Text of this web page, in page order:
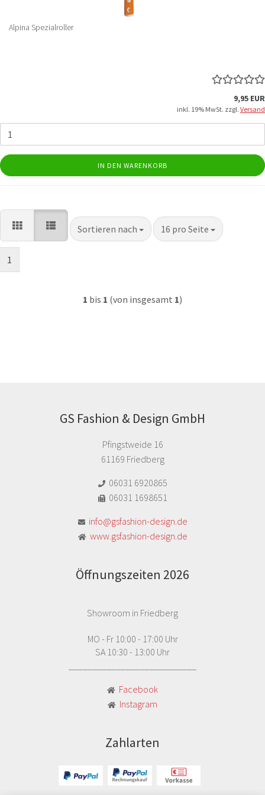
Alpina Spezialroller
9,95 EUR
inkl. 19% MwSt. zzgl. Versand
IN DEN WARENKORB
Sortieren nach
Sortieren nach 16 pro Seite
pro Seite
1
1 bis 1 (von insgesamt 1)
GS Fashion & Design GmbH
Pfingstweide 16
61169 Friedberg
06031 6920865
06031 1698651
info@gsfashion-design.de
www.gsfashion-design.de
Öffnungszeiten 2026
Showroom in Friedberg
MO - Fr 10:00 - 17:00 Uhr
SA 10:30 - 13:00 Uhr
Facebook
Instagram
Zahlarten